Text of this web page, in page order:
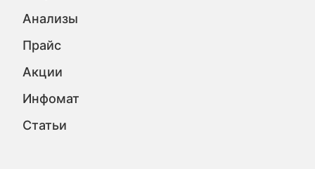
Анализы
Прайс
Акции
Инфомат
Статьи